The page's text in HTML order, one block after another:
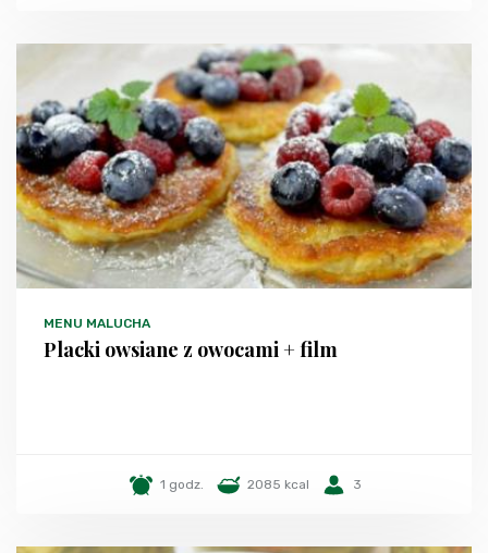
MENU MALUCHA
Placki owsiane z owocami + film
1 godz. 2085 kcal 3